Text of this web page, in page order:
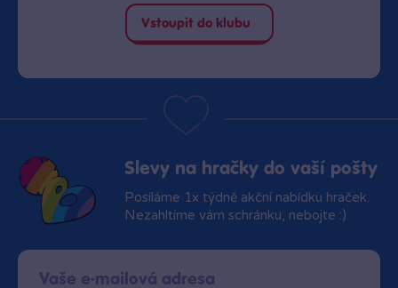
Vstoupit do klubu
Slevy na hračky do vaší pošty
Posíláme 1x týdně akční nabídku hraček.
Nezahltíme vám schránku, nebojte :)